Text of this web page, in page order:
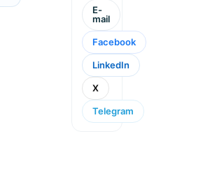
E-
mail
Facebook
LinkedIn
X
Telegram